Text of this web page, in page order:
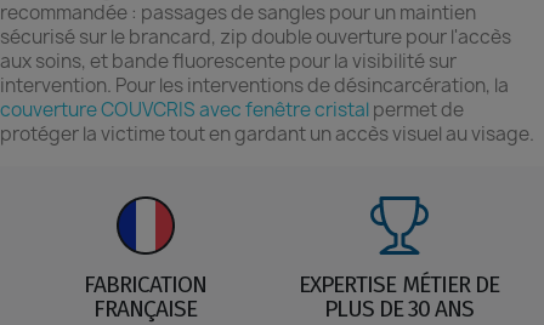
recommandée : passages de sangles pour un maintien
sécurisé sur le brancard, zip double ouverture pour l'accès
aux soins, et bande fluorescente pour la visibilité sur
intervention. Pour les interventions de désincarcération, la
couverture COUVCRIS avec fenêtre cristalpermet de
protéger la victime tout en gardant un accès visuel au visage.
FABRICATION
FRANÇAISE
EXPERTISE MÉTIER DE
PLUS DE 30 ANS